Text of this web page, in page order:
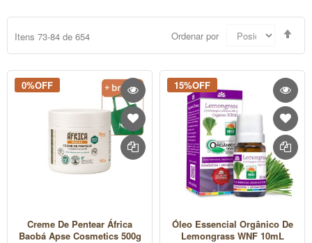
Itens 73-84 de 654 Ordenar por
0%OFF
Creme De Pentear África
Baobá Apse Cosmetics 500g
15%OFF
Óleo Essencial Orgânico De
Lemongrass WNF 10mL